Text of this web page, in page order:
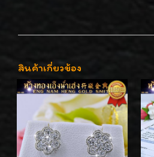
สินค้าเกี่ยวข้อง